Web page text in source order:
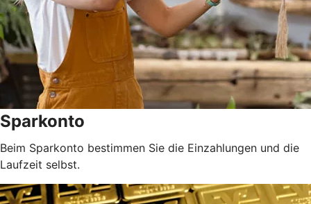
Sparkonto
Beim Sparkonto bestimmen Sie die Einzahlungen und die
Laufzeit selbst.